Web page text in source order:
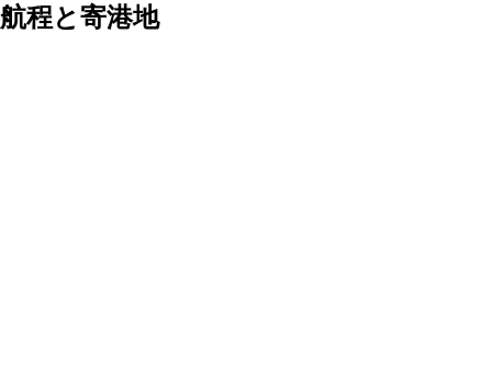
航程と寄港地